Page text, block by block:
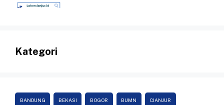
Kategori
BANDUNG BEKASI BOGOR BUMN CIANJUR